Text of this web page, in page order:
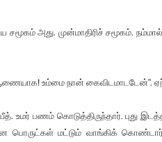
அது. முன்மாதிரிச் சமூகம். நம்மால்
ஆணையாக! உம்மை நான்
உமர் பணம் கொடுத்திருந்தார். புது
பொருட்கள் மட்டும் வாங்கிக் கொண்டார்